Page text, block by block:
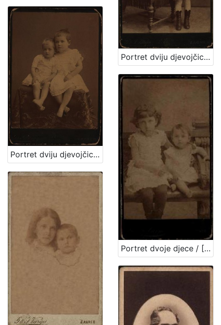
Portret dviju djevojčica / [Gjuro Varga] ; [izradio atelier] G. & I. Varga
Portret dviju djevojčica u bijelim haljinicama / [Gjuro Varga] ; [izradio fotografski atelijer] G. & I. Varga
Portret dvoje djece / [Gjuro Varga] ; [izradio fotografski atelijer] G. & I. Varga